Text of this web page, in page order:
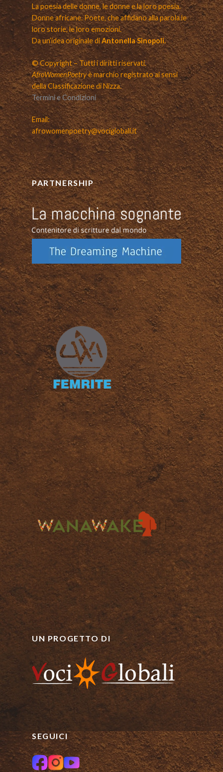
La poesia delle donne, le donne e la loro poesia.
Donne africane. Poete, che affidano alla parola le
loro storie, le loro emozioni.
Da un’idea originale diAntonella Sinopoli.
© Copyright – Tutti i diritti riservati.
AfroWomenPoetryè marchio registrato ai sensi
della Classificazione di Nizza.
Termini e Condizioni
Email:
afrowomenpoetry@vociglobali.it
PARTNERSHIP
UN PROGETTO DI
SEGUICI